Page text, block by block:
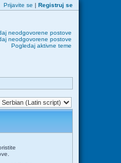
Prijavite se | Registruj se
neodgovorene postove
neodgovorene postove
Pogledaj aktivne teme